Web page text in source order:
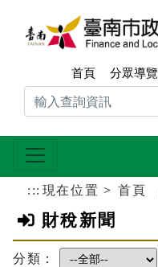
跳到主要內容區塊
首頁 分眾導覽
::: 現在位置 首頁
財稅新聞
分類：